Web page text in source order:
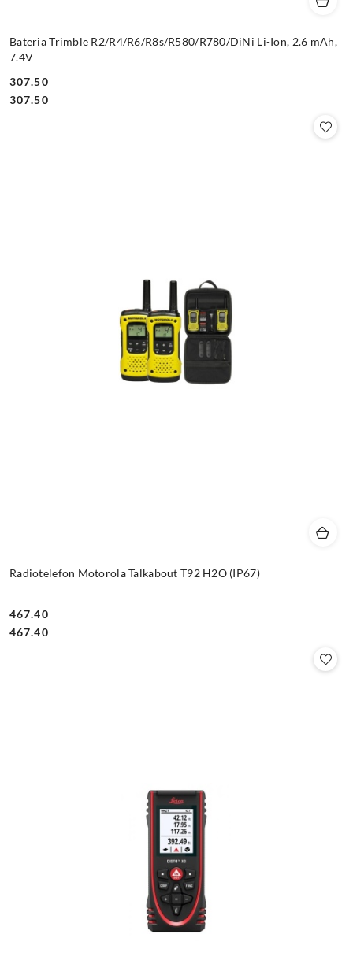
Bateria Trimble R2/R4/R6/R8s/R580/R780/DiNi Li-Ion, 2.6 mAh,
7.4V
Cena:
307.50
Cena:
307.50
Radiotelefon Motorola Talkabout T92 H2O (IP67)
Cena:
467.40
Cena:
467.40